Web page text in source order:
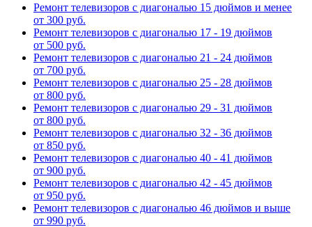
Ремонт телевизоров с диагональю 15 дюймов и менее
от 300 руб.
Ремонт телевизоров с диагональю 17 - 19 дюймов
от 500 руб.
Ремонт телевизоров с диагональю 21 - 24 дюймов
от 700 руб.
Ремонт телевизоров с диагональю 25 - 28 дюймов
от 800 руб.
Ремонт телевизоров с диагональю 29 - 31 дюймов
от 800 руб.
Ремонт телевизоров с диагональю 32 - 36 дюймов
от 850 руб.
Ремонт телевизоров с диагональю 40 - 41 дюймов
от 900 руб.
Ремонт телевизоров с диагональю 42 - 45 дюймов
от 950 руб.
Ремонт телевизоров с диагональю 46 дюймов и выше
от 990 руб.